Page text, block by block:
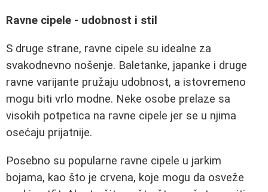
Ravne cipele - udobnost i stil
S druge strane, ravne cipele su idealne za
svakodnevno nošenje. Baletanke, japanke i druge
ravne varijante pružaju udobnost, a istovremeno
mogu biti vrlo modne. Neke osobe prelaze sa
visokih potpetica na ravne cipele jer se u njima
osećaju prijatnije.
Posebno su popularne ravne cipele u jarkim
bojama, kao što je crvena, koje mogu da osveže